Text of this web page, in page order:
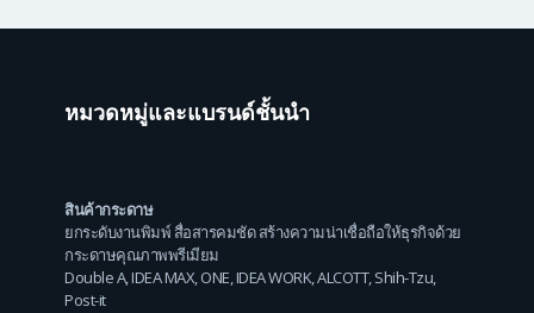
หมวดหมู่และแบรนด์ชั้นนำ
สินค้ากระดาษ
ยกระดับงานพิมพ์ สื่อสารคมชัด สร้างความน่าเชื่อถือให้ธุรกิจด้วย
กระดาษคุณภาพพรีเมียม
Double A,IDEA MAX,ONE,IDEA WORK,ALCOTT,Shih-Tzu,
Post-it